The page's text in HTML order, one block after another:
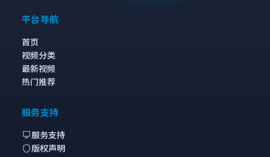
平台导航
首页
视频分类
最新视频
热门推荐
服务支持
服务支持
版权声明